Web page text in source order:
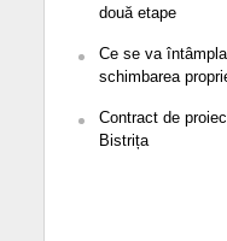
două etape
Ce se va
schimbarea
Contract de
Bistrița